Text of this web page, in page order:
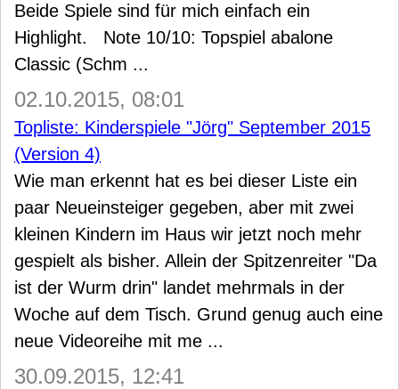
Beide Spiele sind für mich einfach ein
Highlight. Note 10/10: Topspiel abalone
Classic (Schm ...
02.10.2015, 08:01
Topliste: Kinderspiele "Jörg" September 2015
(Version 4)
Wie man erkennt hat es bei dieser Liste ein
paar Neueinsteiger gegeben, aber mit zwei
kleinen Kindern im Haus wir jetzt noch mehr
gespielt als bisher. Allein der Spitzenreiter "Da
ist der Wurm drin" landet mehrmals in der
Woche auf dem Tisch. Grund genug auch eine
neue Videoreihe mit me ...
30.09.2015, 12:41